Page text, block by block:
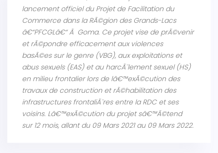
lancement officiel du Projet de Facilitation du
Commerce dans la RÃ©gion des Grands-Lacs
â€“PFCGLâ€“ Ã Goma. Ce projet vise de prÃ©venir
et rÃ©pondre efficacement aux violences
basÃ©es sur le genre (VBG), aux exploitations et
abus sexuels (EAS) et au harcÃ¨lement sexuel (HS)
en milieu frontalier lors de lâ€™exÃ©cution des
travaux de construction et rÃ©habilitation des
infrastructures frontaliÃ¨res entre la RDC et ses
voisins. Lâ€™exÃ©cution du projet sâ€™Ã©tend
sur 12 mois, allant du 09 Mars 2021 au 09 Mars 2022.